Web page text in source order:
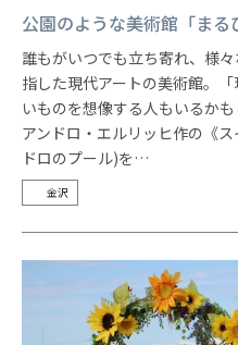
公園のような美術館「まる
誰もがいつでも立ち寄れ、様
指した現代アートの美術館。
いものを想像する人もいるか
アンドロ・エルリッヒ作の《
ドロのプール)を…
金沢